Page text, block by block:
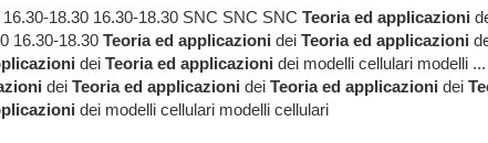
18.30 16.30-18.30 SNC SNC SNC Teoria ed applicazioni
16.30-18.30 Teoria ed applicazioni dei Teoria ed applicazioni
dei Teoria ed applicazioni dei modelli cellulari modelli
dei Teoria ed applicazioni dei Teoria ed applicazioni dei
dei modelli cellulari modelli cellulari